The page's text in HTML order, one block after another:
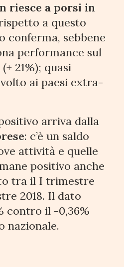
riesce a porsi in
a questo
conferma, sebbene
performance sul
21%); quasi
ai paesi extra-
arriva dalla
: c’è un saldo
attività e quelle
positivo anche
tra il I trimestre
2018. Il dato
contro il -0,36%
nazionale.